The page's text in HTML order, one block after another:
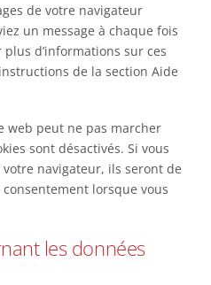
de votre navigateur
un message à chaque fois
plus d’informations sur ces
de la section Aide
web peut ne pas marcher
sont désactivés. Si vous
navigateur, ils seront de
lorsque vous
les données